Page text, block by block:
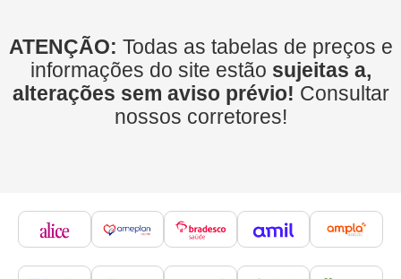
ATENÇÃO: Todas as tabelas de preços e
informações do site estão sujeitas a,
alterações sem aviso prévio! Consultar
nossos corretores!